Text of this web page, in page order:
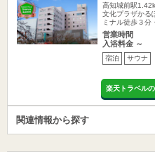
高知城前駅
文化プラザかる
ミナル徒歩３分
営業時間
入浴料金 ～
宿泊 サウナ
楽天トラベル
関連情報から探す